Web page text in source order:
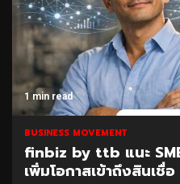
1 min read
BUSINESS MOVEMENT
finbiz by ttb แนะ
เพิ่มโอกาสเข้าถึงสินเชื่อ